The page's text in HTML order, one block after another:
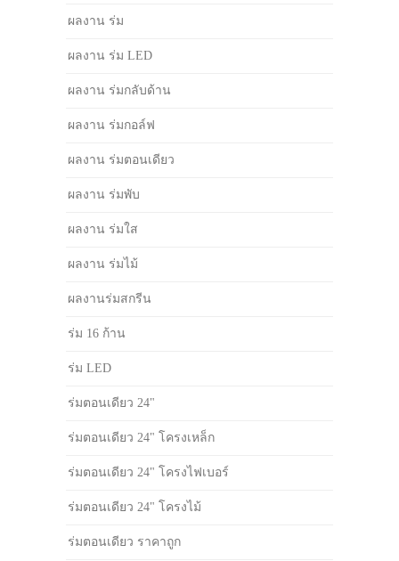
ผลงาน ร่ม
ผลงาน ร่ม LED
ผลงาน ร่มกลับด้าน
ผลงาน ร่มกอล์ฟ
ผลงาน ร่มตอนเดียว
ผลงาน ร่มพับ
ผลงาน ร่มใส
ผลงาน ร่มไม้
ผลงานร่มสกรีน
ร่ม 16 ก้าน
ร่ม LED
ร่มตอนเดียว 24"
ร่มตอนเดียว 24" โครงเหล็ก
ร่มตอนเดียว 24" โครงไฟเบอร์
ร่มตอนเดียว 24" โครงไม้
ร่มตอนเดียว ราคาถูก